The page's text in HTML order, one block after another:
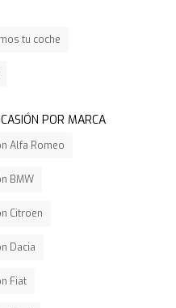
tu coche
POR MARCA
Alfa Romeo
BMW
Citroen
Dacia
Fiat